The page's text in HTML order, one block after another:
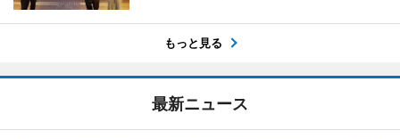
もっと見る
最新ニュース